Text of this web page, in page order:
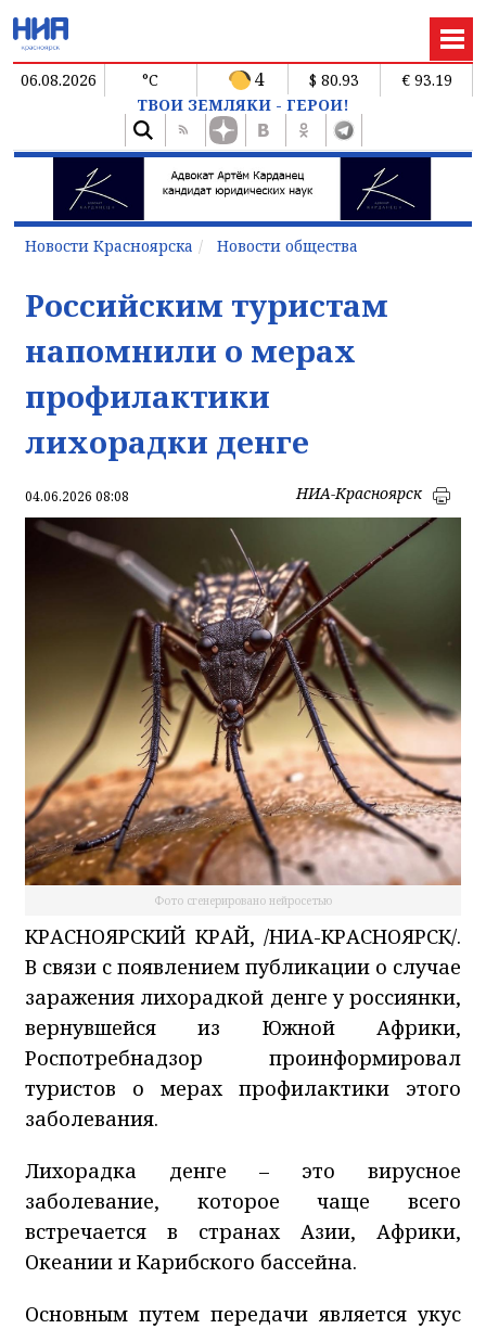
06.08.2026 °C 4 $ 80.93
€ 93.19
ТВОИ ЗЕМЛЯКИ - ГЕРОИ!
Новости Красноярска Новости общества
Российским туристам
напомнили о мерах
профилактики
лихорадки денге
04.06.2026 08:08 НИА-Красноярск
Фото сгенерировано нейросетью
КРАСНОЯРСКИЙ КРАЙ, /НИА-КРАСНОЯРСК/.
В связи с появлением публикации о случае
заражения лихорадкой денге у россиянки,
вернувшейся из Южной Африки,
Роспотребнадзор проинформировал
туристов о мерах профилактики этого
заболевания.
Лихорадка денге – это вирусное
заболевание, которое чаще всего
встречается в странах Азии, Африки,
Океании и Карибского бассейна.
Основным путем передачи является укус